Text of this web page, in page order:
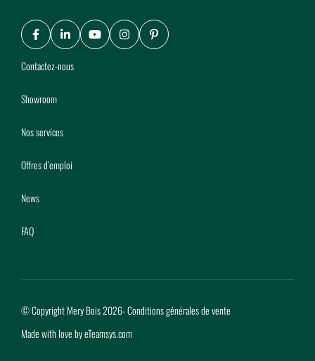
Facebook
LinkedIn
YoutubeInstagram
Pinterest
Contactez-nous
Showroom
Nos services
Offres d’emploi
News
FAQ
© Copyright Mery Bois 2026-Conditions générales de vente
Made with love byeTeamsys.com